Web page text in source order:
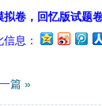
拟卷，回忆版试题
息：
篇 »